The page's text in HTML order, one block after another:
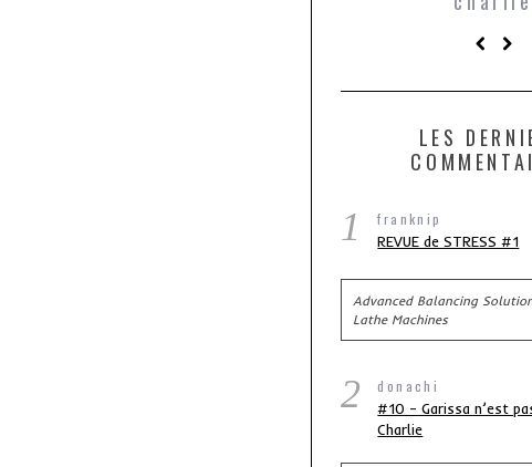
LES
1 franknip
REVUE de STRESS #1
Advanced Balancing
Lathe Machines
2 donachi
#10 – Garissa n’est
Charlie